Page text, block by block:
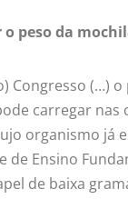
o peso da
Congresso (…)
carregar nas
organismo já
Ensino
de baixa